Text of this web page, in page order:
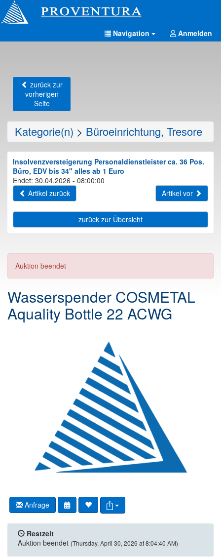
Navigation Anmelden
zurück zur
vorherigen
Seite
Kategorie(n) > Büroeinrichtung, Tresore
Insolvenzversteigerung Personaldienstleister ca. 36 Pos.
Büro, EDV bis 34" alles ab 1 Euro
Endet: 30.04.2026 - 08:00:00
Artikel zurück
Artikel vor
zurück zur Übersicht
Auktion beendet
Wasserspender COSMETAL
Aquality Bottle 22 ACWG
Anfrage
Restzeit
Auktion beendet (Thursday, April 30, 2026 at 8:04:40 AM)